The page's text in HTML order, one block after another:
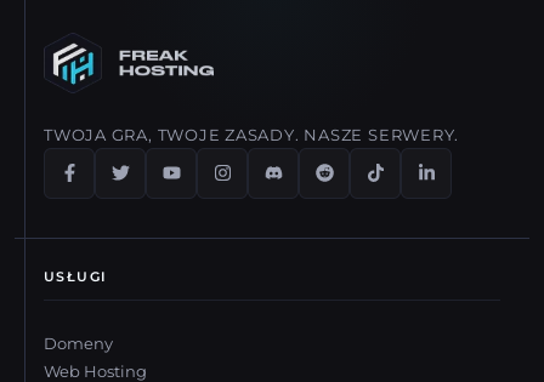
TWOJA GRA, TWOJE ZASADY. NASZE SERWERY.
USŁUGI
Domeny
Web Hosting